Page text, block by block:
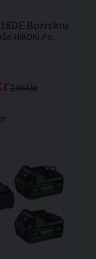
Senaste nytt från HiKOKI Powertools. Borrskruvdragare med kort maskinkropp och enastående balans. Smart säkerhetsfunktion som motverkar "Kick back" Levereras utan batteri och laddare med manual men utan låda.
2 694 kr